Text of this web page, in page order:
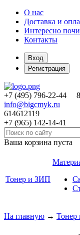
О нас
Доставка и
Интересно
Контакты
Вход
Регистрация
+7 (495) 796-22-44 8
info@bigcmyk.ru
614612119
+7 (965) 142-14-41
Ваша корзина пуста
Тонер и ЗИП
На главную →